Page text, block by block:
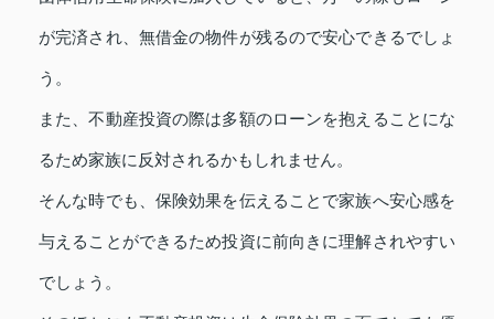
が完済され、無借金の物件が残るので安心できるでしょ
う。
また、不動産投資の際は多額のローンを抱えることにな
るため家族に反対されるかもしれません。
そんな時でも、保険効果を伝えることで家族へ安心感を
与えることができるため投資に前向きに理解されやすい
でしょう。